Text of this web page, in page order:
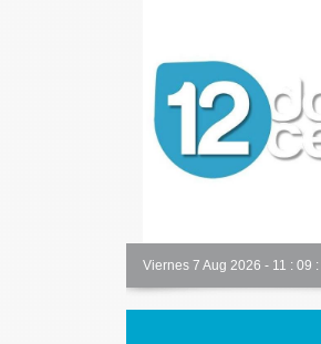
Viernes 7 Aug 2026 - 11 : 09 :
Alicante Actualidad